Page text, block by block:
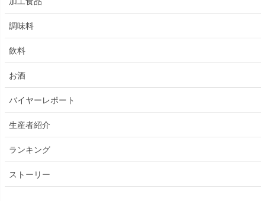
調味料
飲料
お酒
バイヤーレポート
生産者紹介
ランキング
ストーリー